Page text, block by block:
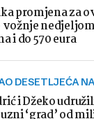
promjena za
vožnje
i do 570 eura
DESETLJEĆA
i Džeko
‘grad’ od